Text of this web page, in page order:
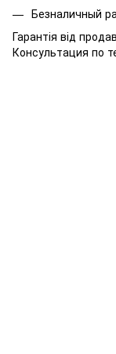
Безналичный
Гарантія від
Консультация по